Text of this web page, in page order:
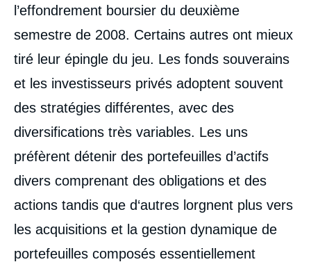
l’effondrement boursier du deuxième
semestre de 2008. Certains autres ont mieux
tiré leur épingle du jeu. Les fonds souverains
et les investisseurs privés adoptent souvent
des stratégies différentes, avec des
diversifications très variables. Les uns
préfèrent détenir des portefeuilles d’actifs
divers comprenant des obligations et des
actions tandis que d‘autres lorgnent plus vers
les acquisitions et la gestion dynamique de
portefeuilles composés essentiellement